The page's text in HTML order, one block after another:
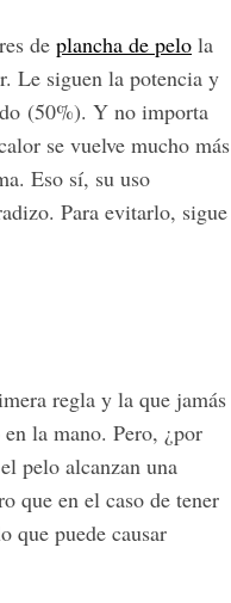
de plancha de pelo la
Le siguen la potencia y
(50%). Y no importa
se vuelve mucho más
Eso sí, su uso
Para evitarlo, sigue
regla y la que jamás
la mano. Pero, ¿por
pelo alcanzan una
que en el caso de tener
que puede causar